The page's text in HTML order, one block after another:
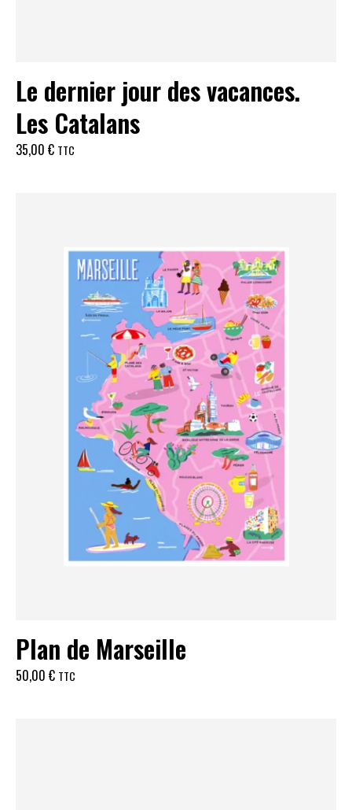
Le dernier jour des vacances.
Les Catalans
35,00 € TTC
Plan de Marseille
50,00 € TTC